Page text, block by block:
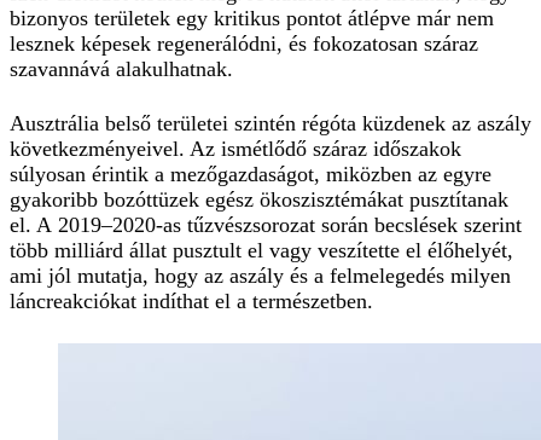
bizonyos területek egy kritikus pontot átlépve már nem
lesznek képesek regenerálódni, és fokozatosan száraz
szavannává alakulhatnak.
Ausztrália belső területei szintén régóta küzdenek az aszály
következményeivel. Az ismétlődő száraz időszakok
súlyosan érintik a mezőgazdaságot, miközben az egyre
gyakoribb bozóttüzek egész ökoszisztémákat pusztítanak
el. A 2019–2020-as tűzvészsorozat során becslések szerint
több milliárd állat pusztult el vagy veszítette el élőhelyét,
ami jól mutatja, hogy az aszály és a felmelegedés milyen
láncreakciókat indíthat el a természetben.